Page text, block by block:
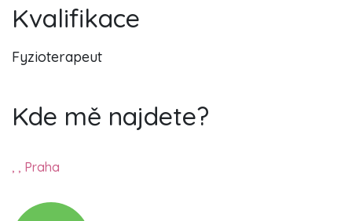
Kvalifikace
Fyzioterapeut
Kde mě najdete?
, , Praha